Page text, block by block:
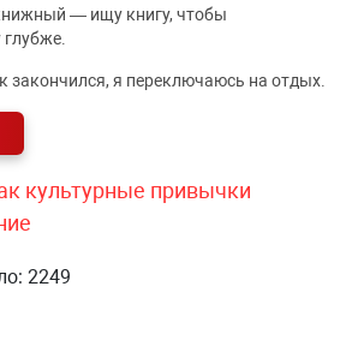
— ищу книгу, чтобы
закончился, я переключаюсь на отдых.
культурные привычки
2249